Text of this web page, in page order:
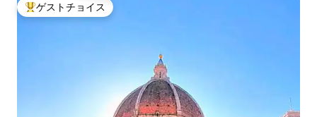
大好評のゲストチョイスです。
ゲストチョイス